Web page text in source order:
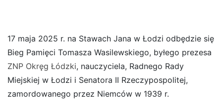
17 maja 2025 r. na Stawach Jana w Łodzi odbędzie się
Bieg Pamięci Tomasza Wasilewskiego, byłego prezesa
ZNP Okręg Łódzki, nauczyciela, Radnego Rady
Miejskiej w Łodzi i Senatora II Rzeczypospolitej,
zamordowanego przez Niemców w 1939 r.